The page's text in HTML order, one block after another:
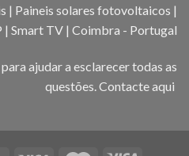
| Paineis solares fotovoltaicos |
| Smart TV | Coimbra - Portugal
ajudar a esclarecer todas as
questões. Contacte aqui